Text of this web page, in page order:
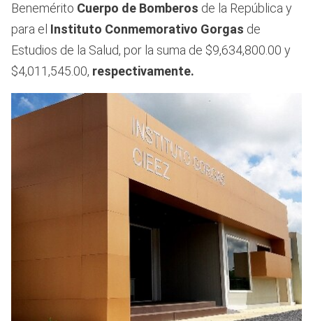
Benemérito Cuerpo de Bomberos de la República y
para el Instituto Conmemorativo Gorgas de
Estudios de la Salud, por la suma de $9,634,800.00 y
$4,011,545.00, respectivamente.